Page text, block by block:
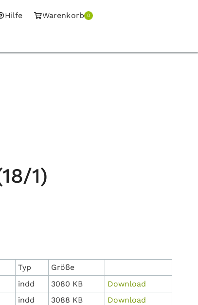
Hilfe Warenkorb 0
1)
Typ
Größe
indd 3080 KB
Download
indd 3088 KB
Download